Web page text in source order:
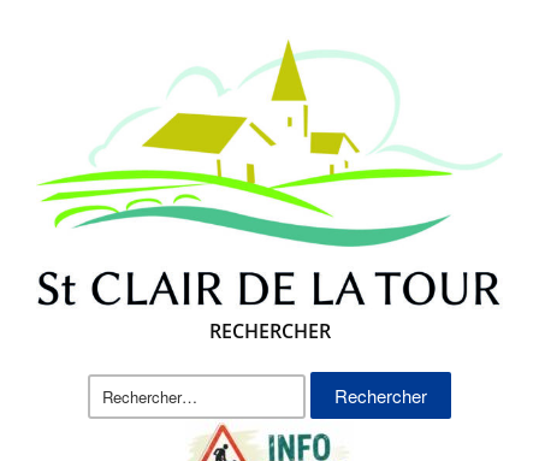
RECHERCHER
Rechercher :